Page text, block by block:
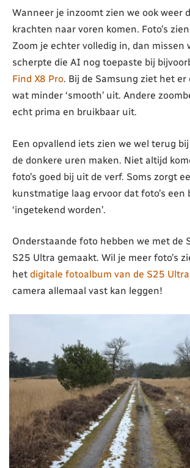
Wanneer je inzoomt zien we ook weer
krachten naar voren komen. Foto’s
Zoom je echter volledig in, dan missen
scherpte die AI nog toepaste bij
Find X8 Pro. Bij de Samsung ziet het
wat minder ‘smooth’ uit. Andere
echt prima en bruikbaar uit.
Een opvallend iets zien we wel terug bij
de donkere uren maken. Niet altijd
foto’s goed bij uit de verf. Soms zorgt
kunstmatige laag ervoor dat foto’s een
‘ingetekend worden’.
Onderstaande foto hebben we met de
S25 Ultra gemaakt. Wil je meer foto’s
het digitale fotoalbum van de S25 Ultra
camera allemaal vast kan leggen!